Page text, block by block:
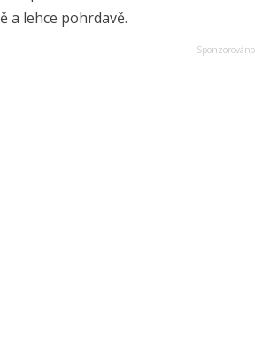
a lehce pohrdavě.